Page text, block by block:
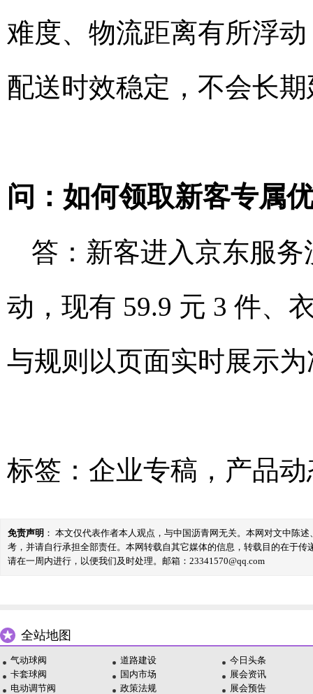
难度、物流距离有所浮
配送时效稳定，不会长
问：如何领取新客专属
答：新客进入京东服
动，现有 59.9 元 3 件、
与规则以页面实时展示
标签： 企业专稿 ， 产品
免责声明 ： 本文仅代表作者本人观点，与中国沥青网无关。本网对文中陈
考，并请自行承担全部责任。本网转载自其它媒体的信息，转载目的在于
请在一周内进行，以便我们及时处理。邮箱：23341570@qq.com
全站地图
气动球阀
卡套球阀
电动调节阀
道路建设
国内市场
政策法规
今日头条
展会资讯
展会预告